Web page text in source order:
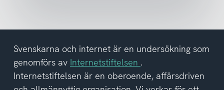
del
av
integritetspolicyn
Svenskarna och internet är en undersökning som
genomförs av Internetstiftelsen .
Internetstiftelsen är en oberoende, affärsdriven